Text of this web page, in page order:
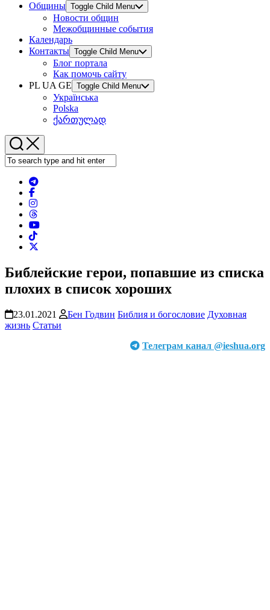
Общины Toggle Child Menu
Новости общин
Межобщинные события
Календарь
Контакты Toggle Child Menu
Блог портала
Как помочь сайту
PL UA GE Toggle Child Menu
Українська
Polska
ქართულად
Библейские герои, попавшие из списка
плохих в список хороших
23.01.2021 Бен Годвин Библия и богословие Духовная
жизнь Статьи
Телеграм канал @ieshua.org